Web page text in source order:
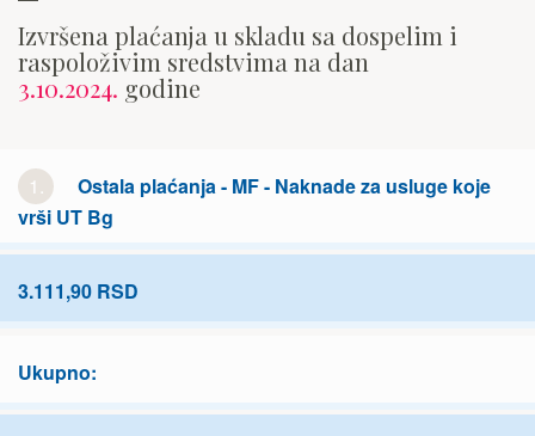
Izvršena plaćanja u skladu sa dospelim i
raspoloživim sredstvima na dan
3.10.2024. godine
1.
Ostala plaćanja - MF - Naknade za usluge koje
vrši UT Bg
3.111,90 RSD
Ukupno: